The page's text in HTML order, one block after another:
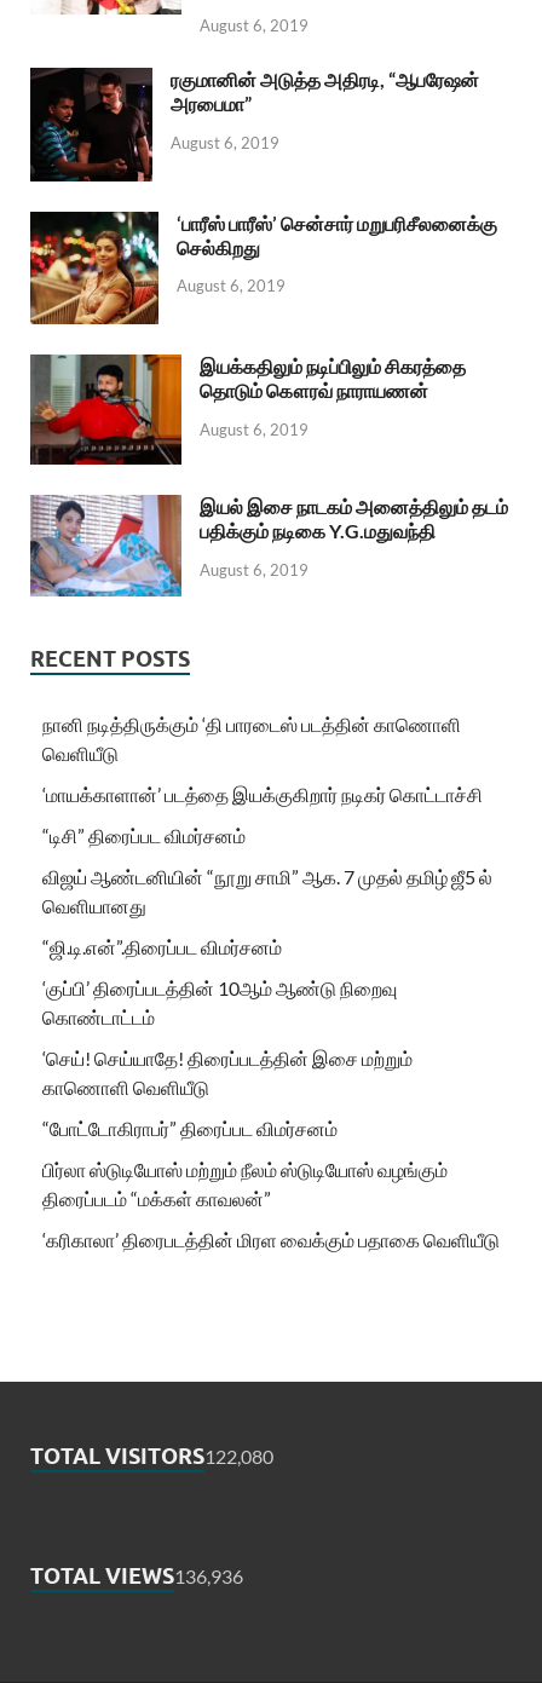
August 6, 2019
ரகுமானின் அடுத்த அதிரடி, “ஆபரேஷன்
அரபைமா”
August 6, 2019
‘பாரீஸ் பாரீஸ்’ சென்சார் மறுபரிசீலனைக்கு
செல்கிறது
August 6, 2019
இயக்கதிலும் நடிப்பிலும் சிகரத்தை
தொடும் கௌரவ் நாராயணன்
August 6, 2019
இயல் இசை நாடகம் அனைத்திலும் தடம்
பதிக்கும் நடிகை Y.G.மதுவந்தி
August 6, 2019
RECENT POSTS
நானி நடித்திருக்கும் ‘தி பாரடைஸ் படத்தின் காணொளி
வெளியீடு
‘மாயக்காளான்’ படத்தை இயக்குகிறார் நடிகர் கொட்டாச்சி
“டிசி” திரைப்பட விமர்சனம்
விஜய் ஆண்டனியின் “நூறு சாமி” ஆக. 7 முதல் தமிழ் ஜீ5 ல்
வெளியானது
“ஜி.டி.என்”.திரைப்பட விமர்சனம்
‘குப்பி’ திரைப்படத்தின் 10ஆம் ஆண்டு நிறைவு
கொண்டாட்டம்
‘செய்! செய்யாதே! திரைப்படத்தின் இசை மற்றும்
காணொளி வெளியீடு
“போட்டோகிராபர்” திரைப்பட விமர்சனம்
பிர்லா ஸ்டுடியோஸ் மற்றும் நீலம் ஸ்டுடியோஸ் வழங்கும்
திரைப்படம் “மக்கள் காவலன்”
‘கரிகாலா’ திரைபடத்தின் மிரள வைக்கும் பதாகை வெளியீடு
TOTAL VISITORS122,080
TOTAL VIEWS136,936